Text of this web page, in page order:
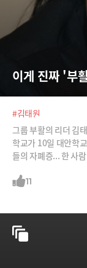
이게 진짜 '부
#김태원
그룹 부활의 리더 김
학교가 10일 대안학
들의 자폐증... 한 사
DB, KBS남자의자격
11